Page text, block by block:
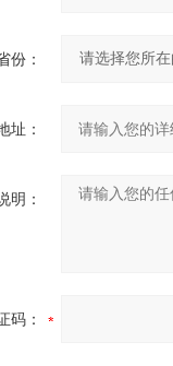
份：
址：
明：
码：